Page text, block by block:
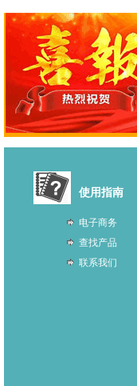
使用指南
电子商务
查找产品
联系我们